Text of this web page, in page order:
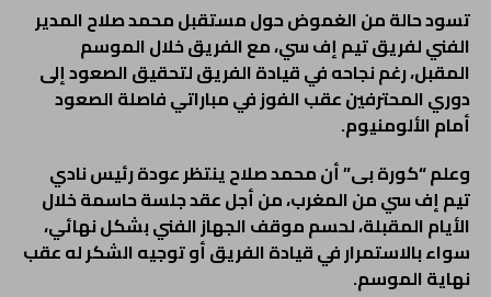
تسود حالة من الغموض حول مستقبل محمد صلاح المدير
الفني لفريق تيم إف سي، مع الفريق خلال الموسم
المقبل، رغم نجاحه في قيادة الفريق لتحقيق الصعود إلى
دوري المحترفين عقب الفوز في مباراتي فاصلة الصعود
أمام الألومنيوم.
وعلم “كورة بى” أن محمد صلاح ينتظر عودة رئيس نادي
تيم إف سي من المغرب، من أجل عقد جلسة حاسمة خلال
الأيام المقبلة، لحسم موقف الجهاز الفني بشكل نهائي،
سواء بالاستمرار في قيادة الفريق أو توجيه الشكر له عقب
نهاية الموسم.